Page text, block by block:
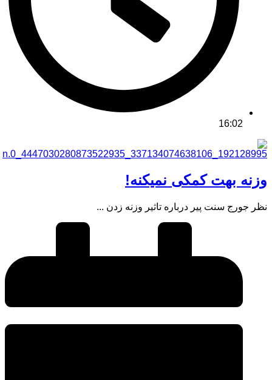
16:02
وزنه بهت کمکی نمیکنه!
نظر جورج سنت پیر درباره تاثیر وزنه زدن ...